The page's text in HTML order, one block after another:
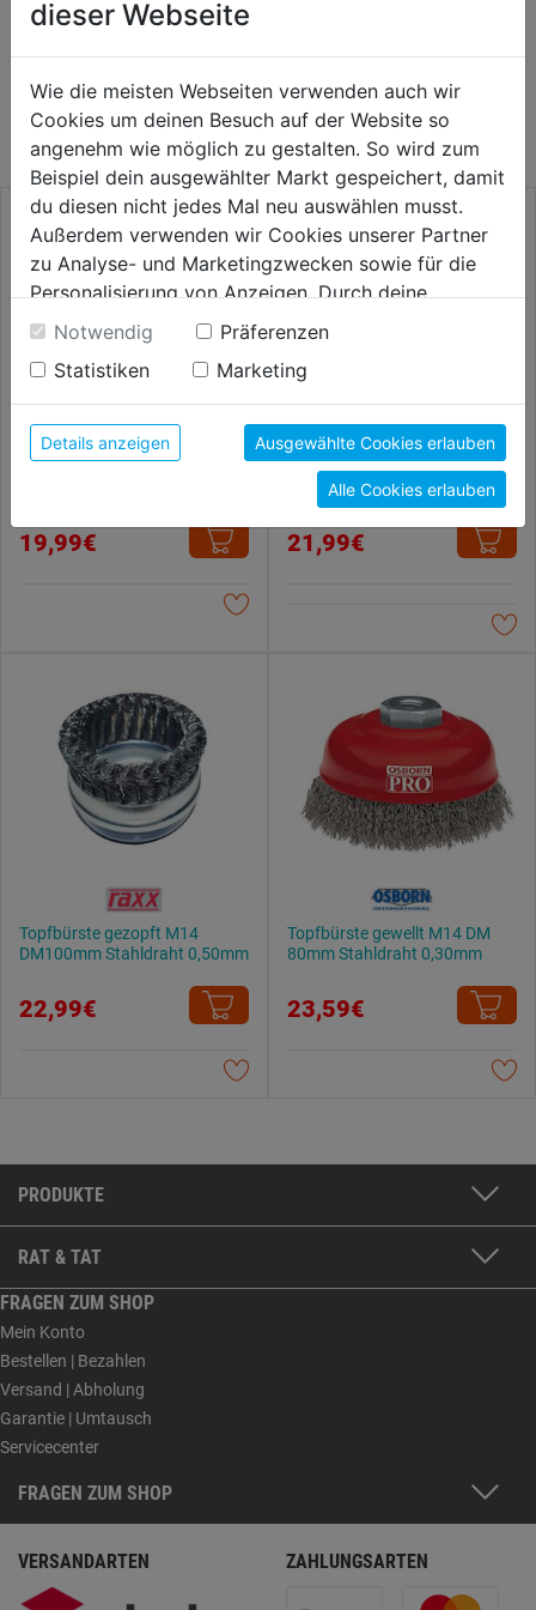
WEITERE PRODUKTE AUS DIESER
KATEGORIE
Rundbürste gezopft DM
19,99€
Rundbürste gezopft Bohrung
22,2mm Stahldr. 0,50mm
21,99€
Topfbürste gezopft M14
DM100mm Stahldraht 0,50mm
22,99€
Topfbürste gewellt M14 DM
80mm Stahldraht 0,30mm
23,59€
PRODUKTE
RAT & TAT
FRAGEN ZUM SHOP
Mein Konto
Bestellen | Bezahlen
Versand | Abholung
Garantie | Umtausch
Servicecenter
FRAGEN ZUM SHOP
VERSANDARTEN ZAHLUNGSARTEN
dieser Webseite
Wie die meisten Webseiten verwenden auch wir
Cookies um deinen Besuch auf der Website so
angenehm wie möglich zu gestalten. So wird zum
Beispiel dein ausgewählter Markt gespeichert, damit
du diesen nicht jedes Mal neu auswählen musst.
Außerdem verwenden wir Cookies unserer Partner
zu Analyse- und Marketingzwecken sowie für die
Personalisierung von Anzeigen. Durch deine
Einwilligung werden die Daten von Drittanbieter,
unter anderem auch in den USA, verarbeitet.
Durch Klick auf "Alle Cookies erlauben" stimmst du
der Verwendung aller Cookies zu. Unter "Details
anzeigen" findest du alle Infos zu den
unterschiedlichen Cookies, unter "Cookies
Konfigurieren" kannst du auswählen, welche Cookies
du zulassen möchtest und welche nicht.
Weitere Informationen findest du in unserer
Notwendig
Präferenzen
Statistiken
Marketing
Details anzeigen Ausgewählte Cookies erlauben
Alle Cookies erlauben